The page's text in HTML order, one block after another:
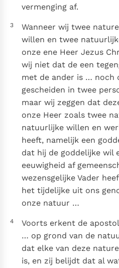
vermenging af.
3
Wanneer wij twee
willen en twee
onze ene Heer Jezus
wij niet dat de een
met de ander is … noch
gescheiden in twee
maar wij zeggen dat
onze Heer zoals twee
natuurlijke willen en
heeft, namelijk een
dat hij de goddelijke wil
eeuwigheid af
wezensgelijke Vader
het tijdelijke uit ons
onze natuur …
4
Voorts erkent de
… op grond van de
dat elke van deze
is, en zij belijdt dat al